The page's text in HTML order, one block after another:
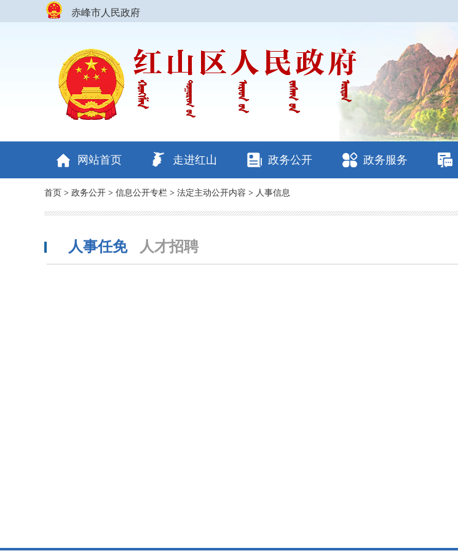
赤峰市人民政府
网站首页 走进红山 政务公开 政务服务
首页 > 政务公开 > 信息公开专栏 > 法定主动公开内容 > 人事信息
人事任免 人才招聘